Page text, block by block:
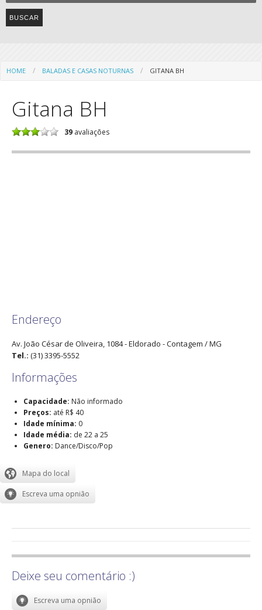
HOME BALADAS E CASAS NOTURNAS GITANA BH
Gitana BH
39 avaliações
Endereço
Av. João César de Oliveira, 1084- Eldorado -Contagem /MG
Tel.: (31) 3395-5552
Informações
Capacidade: Não informado
Preços: até R$ 40
Idade mínima: 0
Idade média: de 22 a 25
Genero: Dance/Disco/Pop
Deixe seu comentário :)